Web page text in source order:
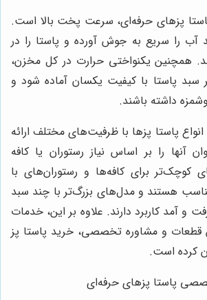
پزهای حرفه‌ای، سرعت پخت بالا است.
آب را سریع به جوش آورده و پاستا را در
همچنین یکنواختی حرارت در کل مخزن،
پاستا با کیفیت یکسان آماده شود و
داشته باشند.
پاستا پزها با ظرفیت‌های مختلف ارائه
را بر اساس نیاز رستوران یا کافه
کوچک‌تر برای کافه‌ها و رستوران‌های با
هستند و مدل‌های بزرگ‌تر با چند سبد
و آمد کاربرد دارند. علاوه بر این، خدمات
قطعات و مشاوره تخصصی، خرید پاستا پز
کرده است.
پاستا پزهای حرفه‌ای